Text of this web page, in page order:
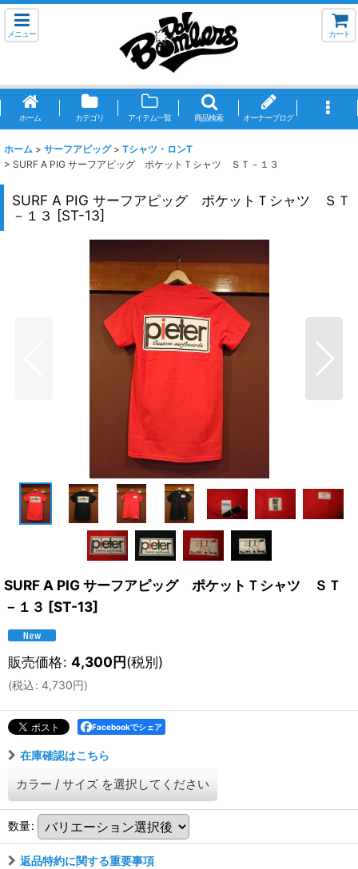
メニュー カート
ホーム カテゴリ アイテム一覧 商品検索 オーナーブログ
ホーム > サーフアピッグ > Tシャツ・ロンT
> SURF A PIG サーフアピッグ ポケットＴシャツ ＳＴ－１３
SURF A PIG サーフアピッグ ポケットＴシャツ ＳＴ
－１３ [ST-13]
SURF A PIG サーフアピッグ ポケットＴシャツ ＳＴ
－１３ [ST-13]
販売価格: 4,300円(税別)
(税込: 4,730円)
Facebookでシェア
在庫確認はこちら
カラー / サイズ を選択してください
数量:
返品特約に関する重要事項